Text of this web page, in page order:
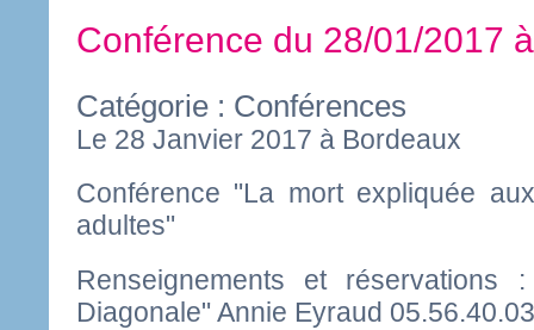
Conférence du 28/01/2017
Catégorie : Conférences
Le 28 Janvier 2017 à Bordeaux
Conférence "La mort expliquée
adultes"
Renseignements et réservations
Diagonale" Annie Eyraud